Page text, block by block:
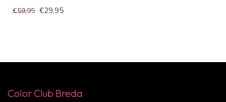
€59,95 €29,95
Color Club Breda